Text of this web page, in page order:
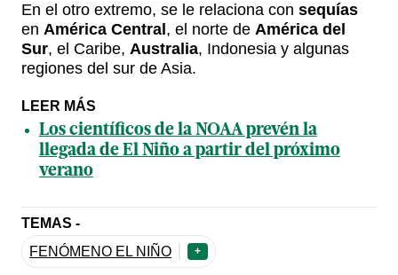
En el otro extremo, se le relaciona con sequías
en América Central , el norte de América del
Sur, el Caribe, Australia, Indonesia y algunas
regiones del sur de Asia.
LEER MÁS
Los científicos de la NOAA prevén la
llegada de El Niño a partir del próximo
verano
TEMAS -
FENÓMENO EL NIÑO
+